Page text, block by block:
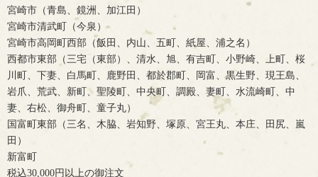
宮崎市（青島、鏡洲、加江田）
宮崎市清武町（今泉）
宮崎市高岡町西部（飯田、内山、五町、紙屋、浦之名）
西都市東部（三宅（東部）、清水、旭、有吉町、小野崎、上町、桜
川町、下妻、白馬町、鹿野田、都於郡町、岡富、黒生野、現王島、
岩爪、荒武、新町、聖陵町、中央町、調殿、妻町、水流崎町、中
妻、右松、御舟町、童子丸）
国富町東部（三名、木脇、岩知野、塚原、宮王丸、本庄、田尻、嵐
田）
新富町
税込30,000円以上の御注文